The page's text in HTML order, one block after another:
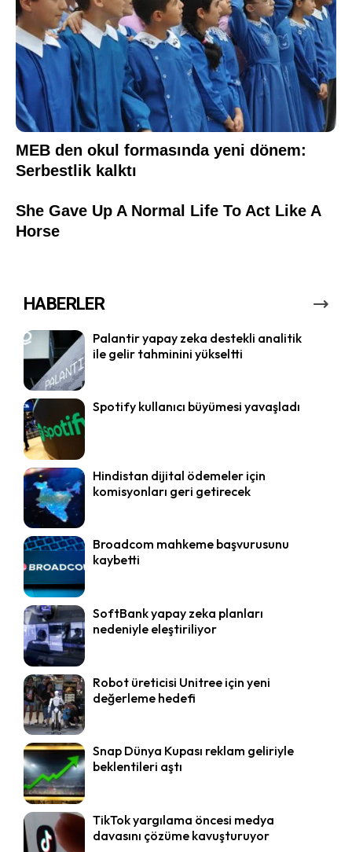
HABERLER
Palantir yapay zeka destekli analitik
ile gelir tahminini yükseltti
Spotify kullanıcı büyümesi yavaşladı
Hindistan dijital ödemeler için
komisyonları geri getirecek
Broadcom mahkeme başvurusunu
kaybetti
SoftBank yapay zeka planları
nedeniyle eleştiriliyor
Robot üreticisi Unitree için yeni
değerleme hedefi
Snap Dünya Kupası reklam geliriyle
beklentileri aştı
TikTok yargılama öncesi medya
davasını çözüme kavuşturuyor